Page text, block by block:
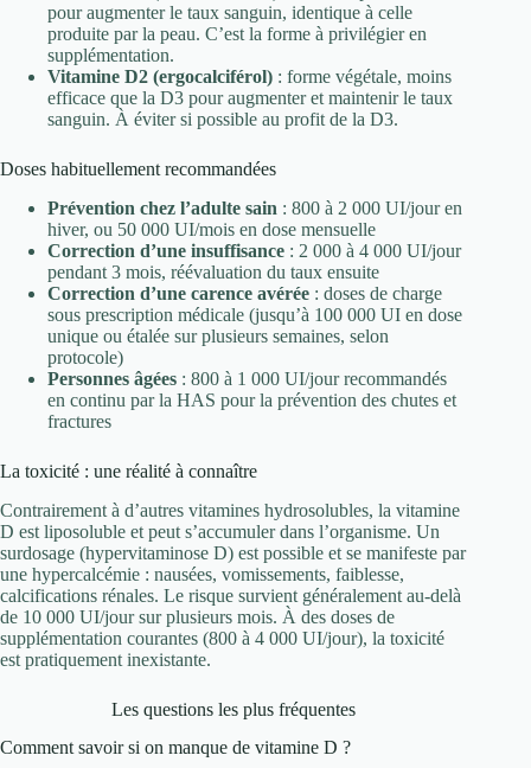
pour augmenter le taux sanguin, identique à celle
produite par la peau. C’est la forme à privilégier en
supplémentation.
Vitamine D2 (ergocalciférol) : forme végétale, moins
efficace que la D3 pour augmenter et maintenir le taux
sanguin. À éviter si possible au profit de la D3.
Doses habituellement recommandées
Prévention chez l’adulte sain : 800 à 2 000 UI/jour en
hiver, ou 50 000 UI/mois en dose mensuelle
Correction d’une insuffisance : 2 000 à 4 000 UI/jour
pendant 3 mois, réévaluation du taux ensuite
Correction d’une carence avérée : doses de charge
sous prescription médicale (jusqu’à 100 000 UI en dose
unique ou étalée sur plusieurs semaines, selon
protocole)
Personnes âgées : 800 à 1 000 UI/jour recommandés
en continu par la HAS pour la prévention des chutes et
fractures
La toxicité : une réalité à connaître
Contrairement à d’autres vitamines hydrosolubles, la vitamine
D est liposoluble et peut s’accumuler dans l’organisme. Un
surdosage (hypervitaminose D) est possible et se manifeste par
une hypercalcémie : nausées, vomissements, faiblesse,
calcifications rénales. Le risque survient généralement au-delà
de 10 000 UI/jour sur plusieurs mois. À des doses de
supplémentation courantes (800 à 4 000 UI/jour), la toxicité
est pratiquement inexistante.
Les questions les plus fréquentes
Comment savoir si on manque de vitamine D ?